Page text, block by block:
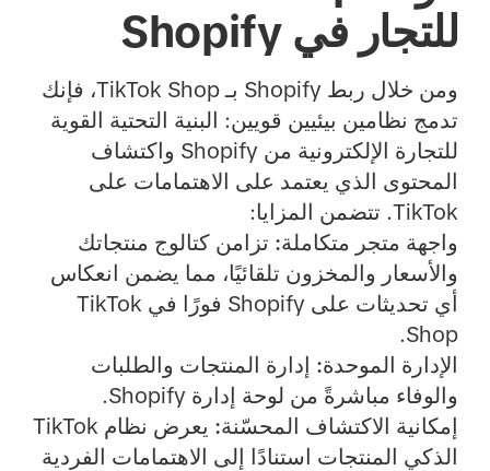
للتجار في Shopify
ومن خلال ربط Shopify بـ TikTok Shop، فإنك
تدمج نظامين بيئيين قويين: البنية التحتية القوية
للتجارة الإلكترونية من Shopify واكتشاف
المحتوى الذي يعتمد على الاهتمامات على
TikTok. تتضمن المزايا:
واجهة متجر متكاملة: تزامن كتالوج منتجاتك
والأسعار والمخزون تلقائيًا، مما يضمن انعكاس
أي تحديثات على Shopify فورًا في TikTok
Shop.
الإدارة الموحدة: إدارة المنتجات والطلبات
والوفاء مباشرةً من لوحة إدارة Shopify.
إمكانية الاكتشاف المحسّنة:
يعرض نظام TikTok
الذكي المنتجات استنادًا إلى الاهتمامات الفردية